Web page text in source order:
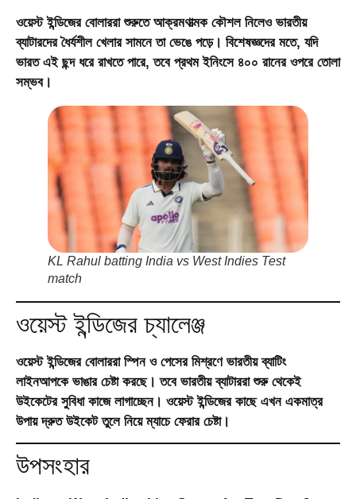
ওয়েস্ট ইন্ডিজের বোলাররা শুরুতে আক্রমণাত্মক কৌশল নিলেও ভারতীয়
ব্যাটারদের ধৈর্যশীল খেলার সামনে তা ভেঙে পড়ে। বিশেষজ্ঞদের মতে, যদি
ভারত এই ছন্দ ধরে রাখতে পারে, তবে প্রথম ইনিংসে ৪০০ রানের ওপরে তোলা
সম্ভব।
KL Rahul batting India vs West Indies Test
match
ওয়েস্ট ইন্ডিজের চ্যালেঞ্জ
ওয়েস্ট ইন্ডিজের বোলাররা স্পিন ও পেসের মিশ্রণে ভারতীয় ব্যাটিং
লাইনআপকে ভাঙার চেষ্টা করছে। তবে ভারতীয় ব্যাটাররা শুরু থেকেই
উইকেটের সুবিধা কাজে লাগাচ্ছেন। ওয়েস্ট ইন্ডিজের কাছে এখন একমাত্র
উপায় দ্রুত উইকেট তুলে নিয়ে ম্যাচে ফেরার চেষ্টা।
উপসংহার